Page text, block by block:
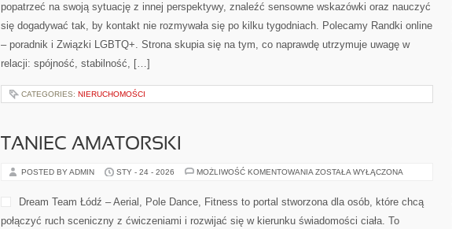
ZatrzymajFaceta.pl to konkretna przestrzeń dla kobiet,
które chcą poukładać temat miłości i budować zdrowy
układ bez gierek. To miejsce powstało z myślą o tym,
perspektywy, znaleźć sensowne wskazówki oraz
nauczyć się dogadywać tak, by kontakt nie rozmywała
się na tym, co naprawdę utrzymuje uwagę w relacji: spójność, stabilność, […]
CATEGORIES:NIERUCHOMOŚCI
TANIEC AMATORSKI